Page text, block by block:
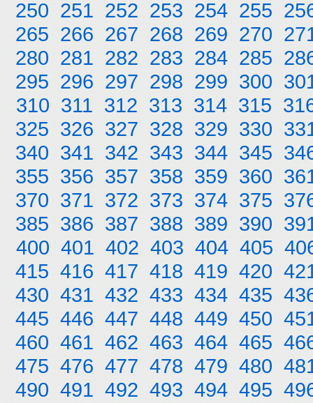
250 251 252 253 254 255
265 266 267 268 269 270
280 281 282 283 284 285
295 296 297 298 299 300
310 311 312 313 314 315
325 326 327 328 329 330
340 341 342 343 344 345
355 356 357 358 359 360
370 371 372 373 374 375
385 386 387 388 389 390
400 401 402 403 404 405
415 416 417 418 419 420
430 431 432 433 434 435
445 446 447 448 449 450
460 461 462 463 464 465
475 476 477 478 479 480
490 491 492 493 494 495